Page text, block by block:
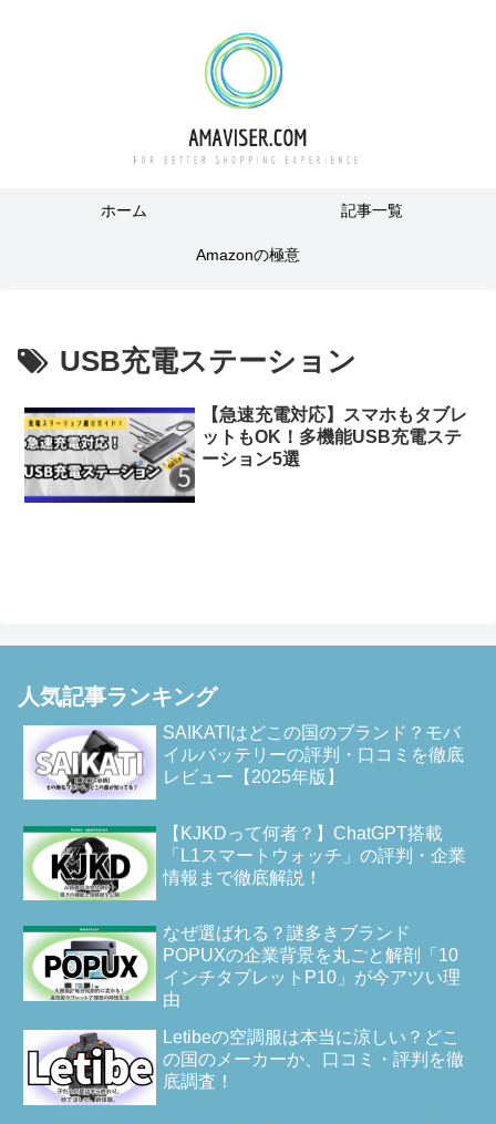
ホーム 記事一覧
Amazonの極意
USB充電ステーション
【急速充電対応】スマホもタブレ
ットもOK！多機能USB充電ステ
ーション5選
人気記事ランキング
SAIKATIはどこの国のブランド？モバ
イルバッテリーの評判・口コミを徹底
レビュー【2025年版】
【KJKDって何者？】ChatGPT搭載
「L1スマートウォッチ」の評判・企業
情報まで徹底解説！
なぜ選ばれる？謎多きブランド
POPUXの企業背景を丸ごと解剖「10
インチタブレットP10」が今アツい理
由
Letibeの空調服は本当に涼しい？どこ
の国のメーカーか、口コミ・評判を徹
底調査！